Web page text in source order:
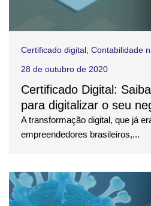
Certificado digital, Contabilidade
28 de outubro de 2020
Certificado Digital:
para digitalizar o seu
A transformação digital, que já
empreendedores brasileiros,...